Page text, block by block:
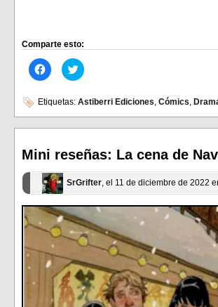
Comparte esto:
Haz
clic
en
Facebook
(Se
abre
ventana
nueva)
Haz
clic
en
(Se
abre
ventana
nueva)
Etiquetas: Astiberri Ediciones, Cómics,
Mini reseñas: La cena de
SrGrifter, el 11 de diciembre de 2022